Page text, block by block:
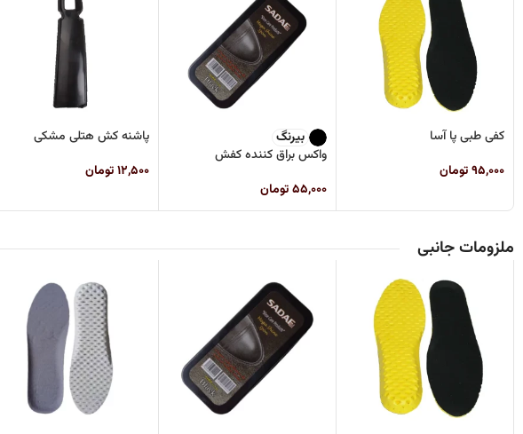
کفی طبی پا آسا
۹۵,۰۰۰تومان
بیرنگ
واکس براق کننده کفش
۵۵,۰۰۰تومان
پاشنه کش هتلی مشکی
۱۲,۵۰۰تومان
ملزومات جانبی